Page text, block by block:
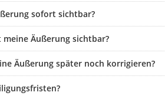
sofort sichtbar?
meine Äußerung sichtbar?
Äußerung später noch korrigieren?